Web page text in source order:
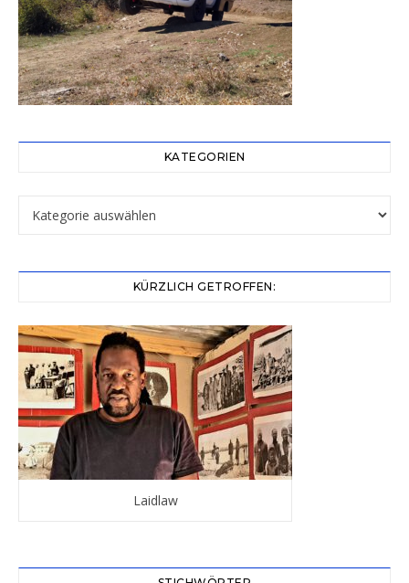
KATEGORIEN
KÜRZLICH GETROFFEN:
Laidlaw